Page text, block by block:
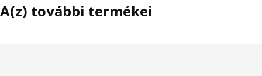
A(z) további termékei